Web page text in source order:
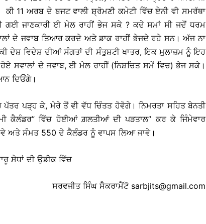
11 ਅਰਬ ਦੇ ਬਜਟ ਵਾਲੀ ਸ਼੍ਰੋਮਣੀ ਕਮੇਟੀ ਵਿੱਚ ਏਨੀ ਵੀ ਸਮਰੱਥਾ
ਗਈ ਜਾਣਕਾਰੀ ਈ ਮੇਲ ਰਾਹੀਂ ਭੇਜ ਸਕੇ ? ਕਦੇ ਸਮਾਂ ਸੀ ਜਦੋਂ ਧਰਮ
ਦੇ ਜਵਾਬ ਤਿਆਰ ਕਰਦੇ ਅਤੇ ਡਾਕ ਰਾਹੀਂ ਭੇਜਦੇ ਰਹੇ ਸਨ। ਅੱਜ ਨਾ
ਦੇਸ਼ ਵਿਦੇਸ਼ ਦੀਆਂ ਸੰਗਤਾਂ ਦੀ ਸੰਤੁਸ਼ਟੀ ਖਾਤਰ, ਇਕ ਮੁਲਾਜ਼ਮ ਨੂੰ ਇਹ
ਹੋਏ ਸਵਾਲਾਂ ਦੇ ਜਵਾਬ, ਈ ਮੇਲ ਰਾਹੀਂ (ਨਿਸ਼ਚਿਤ ਸਮੇਂ ਵਿਚ) ਭੇਜ ਸਕੇ।
ਦਿਓਂਗੇ।
ਪੜ੍ਹ ਕੇ, ਮੇਰੇ ਤੋਂ ਵੀ ਵੱਧ ਚਿੰਤਤ ਹੋਵੋਗੇ। ਨਿਮਰਤਾ ਸਹਿਤ ਬੇਨਤੀ
ਕੈਲੰਡਰ” ਵਿੱਚ ਹੋਈਆਂ ਗ਼ਲਤੀਆਂ ਦੀ ਪੜਤਾਲ” ਕਰ ਕੇ ਜਿੰਮੇਵਾਰ
ਅਤੇ ਸੰਮਤ 550 ਦੇ ਕੈਲੰਡਰ ਨੂੰ ਵਾਪਸ ਲਿਆ ਜਾਵੇ।
ਸੇਧਾਂ ਦੀ ਉਡੀਕ ਵਿੱਚ
ਸਰਵਜੀਤ ਸਿੰਘ ਸੈਕਰਾਮੈਂਟੋ sarbjits@gmail.com